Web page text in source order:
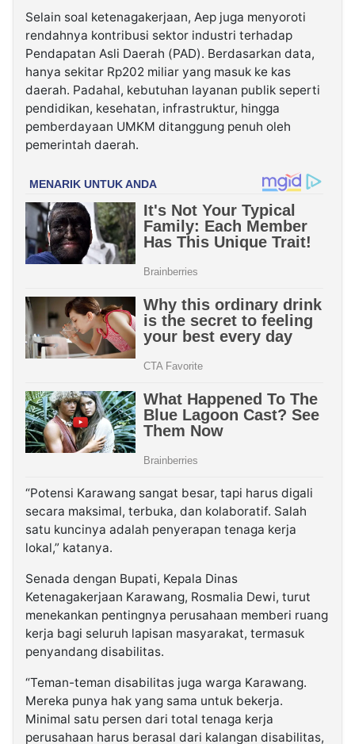
Selain soal ketenagakerjaan, Aep juga menyoroti
rendahnya kontribusi sektor industri terhadap
Pendapatan Asli Daerah (PAD). Berdasarkan data,
hanya sekitar Rp202 miliar yang masuk ke kas
daerah. Padahal, kebutuhan layanan publik seperti
pendidikan, kesehatan, infrastruktur, hingga
pemberdayaan UMKM ditanggung penuh oleh
pemerintah daerah.
“Potensi Karawang sangat besar, tapi harus digali
secara maksimal, terbuka, dan kolaboratif. Salah
satu kuncinya adalah penyerapan tenaga kerja
lokal,” katanya.
Senada dengan Bupati, Kepala Dinas
Ketenagakerjaan Karawang, Rosmalia Dewi, turut
menekankan pentingnya perusahaan memberi ruang
kerja bagi seluruh lapisan masyarakat, termasuk
penyandang disabilitas.
“Teman-teman disabilitas juga warga Karawang.
Mereka punya hak yang sama untuk bekerja.
Minimal satu persen dari total tenaga kerja
perusahaan harus berasal dari kalangan disabilitas,